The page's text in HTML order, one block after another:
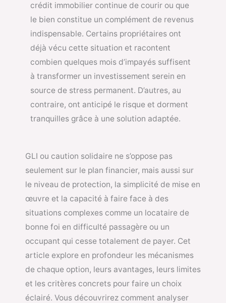
crédit immobilier continue de courir ou que
le bien constitue un complément de revenus
indispensable. Certains propriétaires ont
déjà vécu cette situation et racontent
combien quelques mois d’impayés suffisent
à transformer un investissement serein en
source de stress permanent. D’autres, au
contraire, ont anticipé le risque et dorment
tranquilles grâce à une solution adaptée.
GLI ou caution solidaire ne s’oppose pas
seulement sur le plan financier, mais aussi sur
le niveau de protection, la simplicité de mise en
œuvre et la capacité à faire face à des
situations complexes comme un locataire de
bonne foi en difficulté passagère ou un
occupant qui cesse totalement de payer. Cet
article explore en profondeur les mécanismes
de chaque option, leurs avantages, leurs limites
et les critères concrets pour faire un choix
éclairé. Vous découvrirez comment analyser